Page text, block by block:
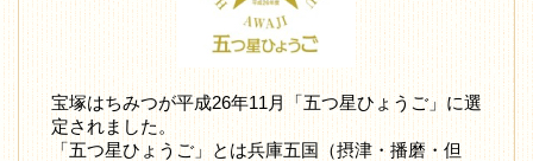
宝塚はちみつが平成26年11月「五つ星ひょうご」に選
定されました。
「五つ星ひょうご」とは兵庫五国（摂津・播磨・但